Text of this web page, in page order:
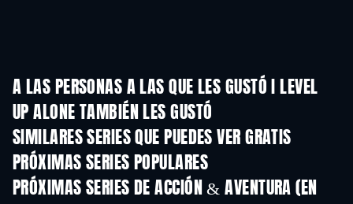
A LAS PERSONAS A LAS QUE LES GUSTÓ I LEVEL
UP ALONE TAMBIÉN LES GUSTÓ
SIMILARES SERIES QUE PUEDES VER GRATIS
TV TV
PRÓXIMAS SERIES POPULARES
TV
PRÓXIMAS SERIES DE ACCIÓN & AVENTURA (EN